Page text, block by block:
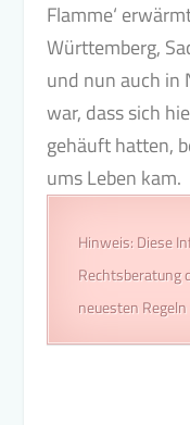
Flamme‘
Württemberg,
und nun auch in
war, dass sich
gehäuft hatten,
ums Leben kam.
Hinweis: Diese
Rechtsberatung
neuesten